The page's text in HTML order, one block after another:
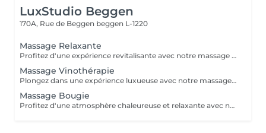
LuxStudio Beggen
170A, Rue de Beggen beggen L-1220
Massage Relaxante
Profitez d'une expérience revitalisante avec notre massage relaxant de 40, 60 ou 90 minutes. Nos esthéticiennes utiliseront des techniques douces pour soulager les tensions musculaires, procurant une sensation de tranquillité. Le temps de préparation et d'installation de la cliente est inclus dans la période choisie, garantissant que chaque minute soit consacrée à votre bien-être. Profitez de ce moment pour rajeunir corps et esprit.
Massage Vinothérapie
Plongez dans une expérience luxueuse avec notre massage Vinothérapie de 40, 60 ou 90 minutes. Nos Esthetcienne experts utiliseront des techniques spécifiques, combinant les bienfaits du raisin pour apaiser vos muscles et offrir une sensation de détente profonde. Le temps de préparation et d'installation de la cliente est inclus dans la durée sélectionnée, garantissant une expérience dédiée à votre bien-être. Laissez-vous emporter par ce moment de délice, revitalisant à la fois votre corps et votre esprit.
Massage Bougie
Profitez d'une atmosphère chaleureuse et relaxante avec notre massage aux bougies de 40, 60 ou 90 minutes. Nos esthéticiennes spécialisées intègrent des bougies parfumées pour créer une ambiance paisible tout en appliquant des techniques douces visant à soulager les tensions musculaires. Le temps de préparation et d'installation de la cliente est inclus dans la période choisie, garantissant que chaque minute soit dédiée à votre bien-être. Offrez-vous une expérience de rajeunissement du corps et de l'esprit dans ce cadre serein.